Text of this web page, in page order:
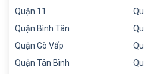
Quận 11
Quận Bình Tân
Quận Gò Vấp
Quận Tân Bình